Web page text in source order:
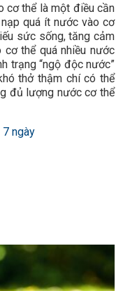
cơ thể là một điều cần
quá ít nước vào cơ
sức sống, tăng cảm
thể quá nhiều nước
trạng “ngộ độc nước”
thở thậm chí có thể
đủ lượng nước cơ thể
ngày